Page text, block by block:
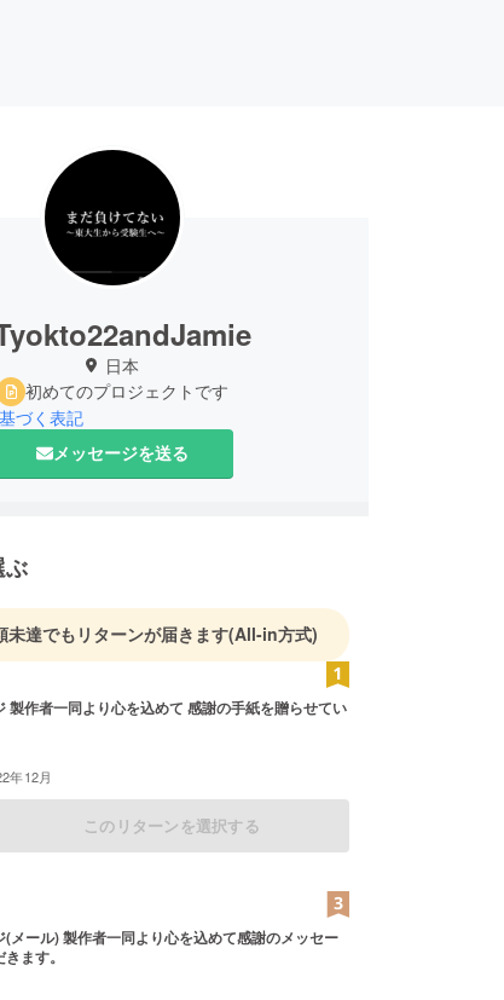
日本
初めてのプロジェクトです
づく表記
メッセージを送る
ぶ
未達でもリターンが届きます(All-in方式)
製作者一同より心を込めて 感謝の手紙を贈らせてい
年12月
このリターンを選択する
(メール) 製作者一同より心を込めて感謝のメッセー
ます。